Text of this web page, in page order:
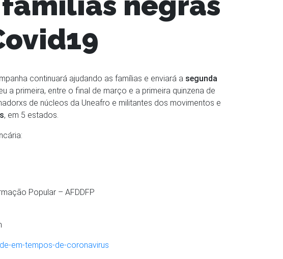
continuará ajudando as famílias e enviará a segunda
a primeira, entre o final de março e a primeira quinzena de
de núcleos da Uneafro e militantes dos movimentos e
, em 5 estados.
Popular – AFDDFP
em-tempos-de-coronavirus